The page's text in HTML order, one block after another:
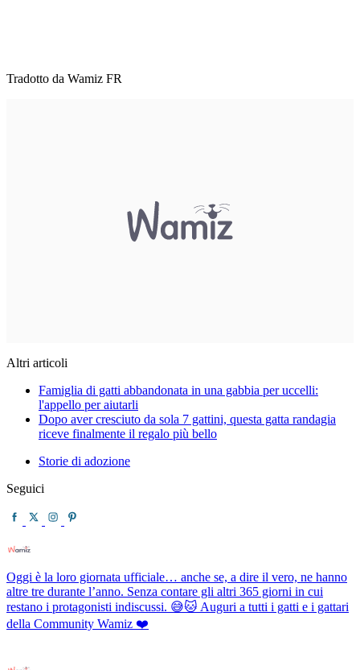
Tradotto da Wamiz FR
Altri articoli
Famiglia di gatti abbandonata in una gabbia per uccelli:
l'appello per aiutarli
Dopo aver cresciuto da sola 7 gattini, questa gatta randagia
riceve finalmente il regalo più bello
Storie di adozione
Seguici
Oggi è la loro giornata ufficiale… anche se, a dire il vero, ne hanno
altre tre durante l’anno. Senza contare gli altri 365 giorni in cui
restano i protagonisti indiscussi. 😅🐱 Auguri a tutti i gatti e i gattari
della Community Wamiz ❤️